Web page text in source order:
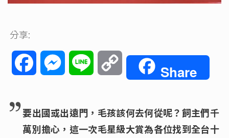
分享:
FacebookMessenger
Line
Copy
Share
要出國或出遠門，毛孩該何去何從呢？飼主們千
萬別擔心，這一次毛星級大賞為各位找到全台十